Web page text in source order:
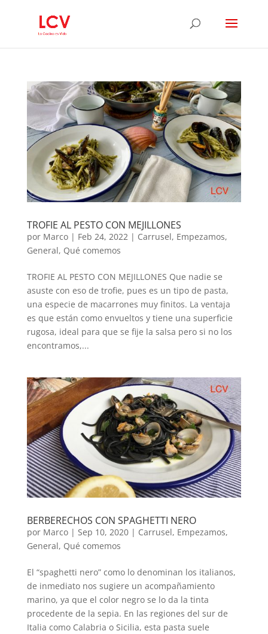
TROFIE AL PESTO CON MEJILLONES
por Marco| Feb 24, 2022 | Carrusel, Empezamos,
General, Qué comemos
TROFIE AL PESTO CON MEJILLONES Que nadie se
asuste con eso de trofie, pues es un tipo de pasta,
una especie de macarrones muy finitos. La ventaja
es que están como envueltos y tiene una superficie
rugosa, ideal para que se fije la salsa pero si no los
encontramos,...
BERBERECHOS CON SPAGHETTI NERO
por Marco| Sep 10, 2020| Carrusel, Empezamos,
General, Qué comemos
El “spaghetti nero” como lo denominan los italianos,
de inmediato nos sugiere un acompañamiento
marino, ya que el color negro se lo da la tinta
procedente de la sepia. En las regiones del sur de
Italia como Calabria o Sicilia, esta pasta suele